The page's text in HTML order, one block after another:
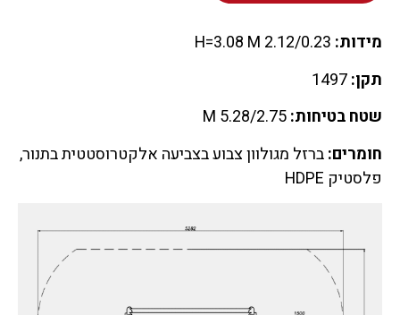
מידות:
תקן:
שטח בטיחות:
חומרים:ברזל מגולוון צבוע בצביעה אלקטרוסטטית בתנור,
פלסטיק HDPE